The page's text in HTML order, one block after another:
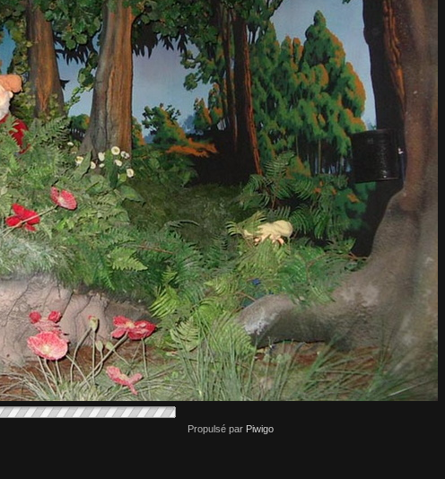
Propulsé par Piwigo